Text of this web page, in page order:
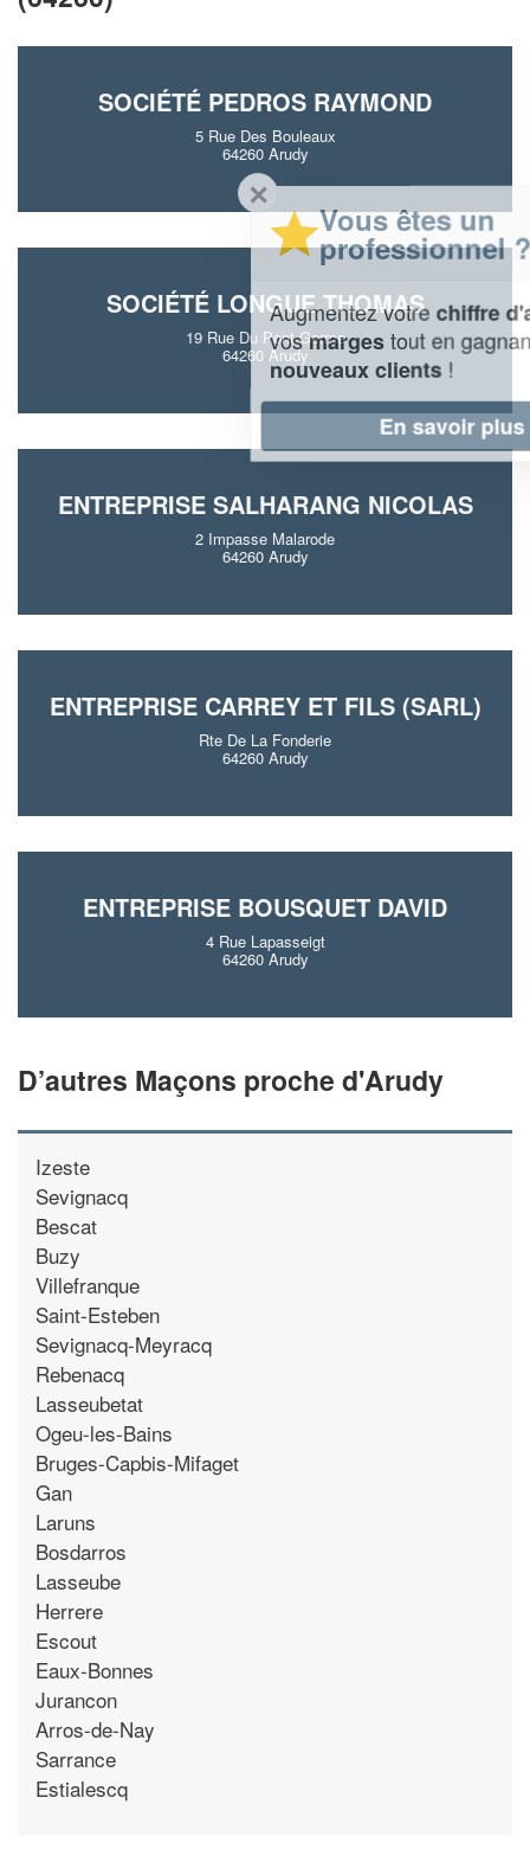
SOCIÉTÉ PEDROS RAYMOND
5 Rue Des Bouleaux
64260 Arudy
SOCIÉTÉ LONGUE THOMAS
19 Rue Du Pont Germe
64260 Arudy
ENTREPRISE SALHARANG NICOLAS
2 Impasse Malarode
64260 Arudy
ENTREPRISE CARREY ET FILS (SARL)
Rte De La Fonderie
64260 Arudy
ENTREPRISE BOUSQUET DAVID
4 Rue Lapasseigt
64260 Arudy
D’autres Maçons proche d'Arudy
Izeste
Sevignacq
Bescat
Buzy
Villefranque
Saint-Esteben
Sevignacq-Meyracq
Rebenacq
Lasseubetat
Ogeu-les-Bains
Bruges-Capbis-Mifaget
Gan
Laruns
Bosdarros
Lasseube
Herrere
Escout
Eaux-Bonnes
Jurancon
Arros-de-Nay
Sarrance
Estialescq
Vous êtes un
professionnel ?
Augmentez votrechiffre d'affaireset
marges tout en gagnant de
nouveaux clients!
En savoir plus